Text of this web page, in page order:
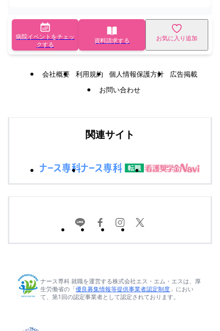
病院イベントをチェッ
クする
資料請求する お気に入り追加
会社概要 利用規約 個人情報保護方針
広告掲載
お問い合わせ
関連サイト
ナース専科 就職を運営する株式会社エス・エム・エスは、厚
生労働省の「優良募集情報等提供事業者認定制度 」におい
て、第1回の認定事業者として認定されております。